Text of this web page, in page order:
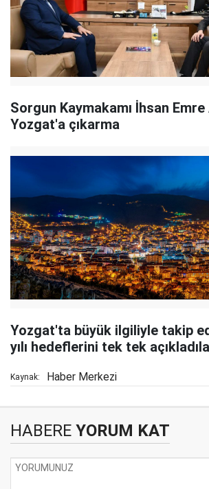
Sorgun Kaymakamı İhsan Emre
Yozgat'a çıkarma
Yozgat'ta büyük ilgiliyle takip
yılı hedeflerini tek tek
Kaynak: Haber Merkezi
HABERE YORUM KAT